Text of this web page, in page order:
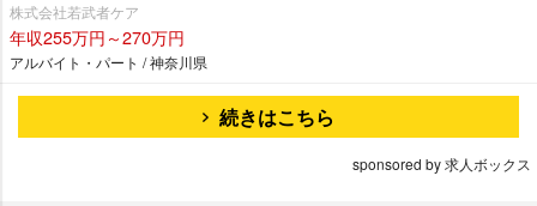
株式会社若武者ケア
年収255万円～270万円
アルバイト・パート / 神奈川県
続きはこちら
sponsored by 求人ボックス